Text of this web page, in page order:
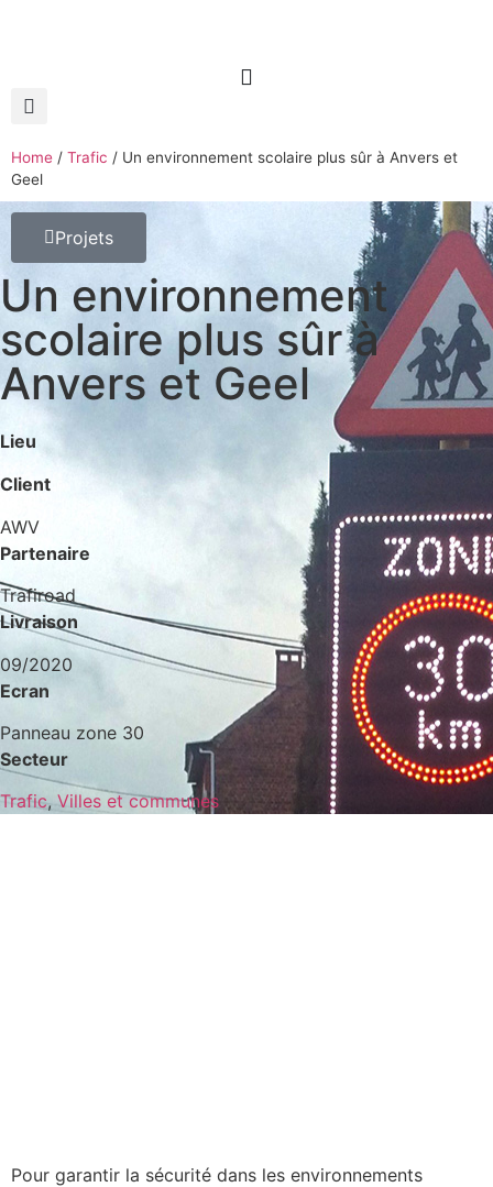
Home / Trafic / Un environnement scolaire plus sûr à Anvers et
Geel
Projets
Un environnement
scolaire plus sûr à
Anvers et Geel
Lieu
Client
AWV
Partenaire
Trafiroad
Livraison
09/2020
Ecran
Panneau zone 30
Secteur
Trafic,Villes et communes
Pour garantir la sécurité dans les environnements